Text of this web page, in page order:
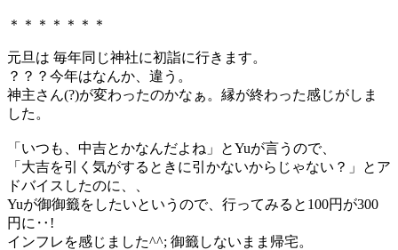
＊＊＊＊＊＊＊
元旦は 毎年同じ神社に初詣に行きます。
？？？今年はなんか、違う。
神主さん(?)が変わったのかなぁ。縁が終わった感じがしま
した。
「いつも、中吉とかなんだよね」とYuが言うので、
「大吉を引く気がするときに引かないからじゃない？」とア
ドバイスしたのに、、
Yuが御御籤をしたいというので、行ってみると100円が300
円に‥!
インフレを感じました^^; 御籤しないまま帰宅。